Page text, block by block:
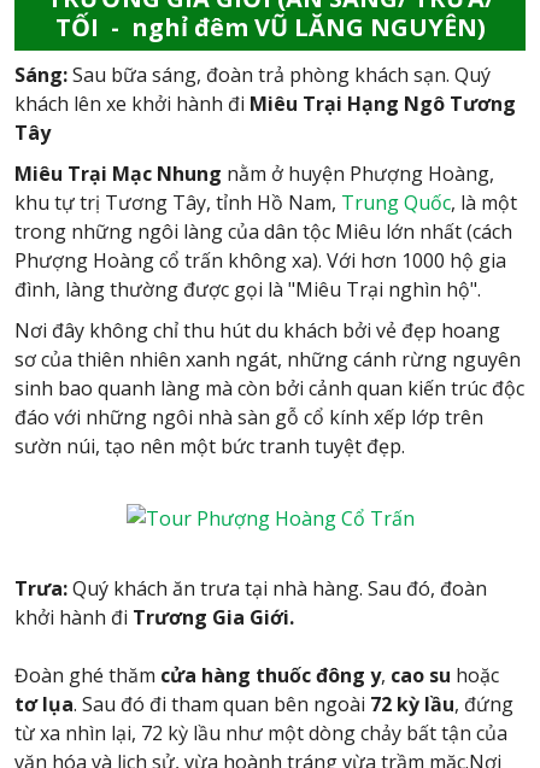
TỐI - nghỉ đêm VŨ LĂNG NGUYÊN)
Sáng:Sau bữa sáng, đoàn trả phòng khách sạn. Quý
khách lên xe khởi hành đi Miêu Trại Hạng Ngô Tương
Tây
Miêu Trại Mạc Nhung nằm ở huyện Phượng Hoàng,
khu tự trị Tương Tây, tỉnh Hồ Nam, Trung Quốc, là một
trong những ngôi làng của dân tộc Miêu lớn nhất (cách
Phượng Hoàng cổ trấn không xa). Với hơn 1000 hộ gia
đình, làng thường được gọi là "Miêu Trại nghìn hộ".
Nơi đây không chỉ thu hút du khách bởi vẻ đẹp hoang
sơ của thiên nhiên xanh ngát, những cánh rừng nguyên
sinh bao quanh làng mà còn bởi cảnh quan kiến trúc độc
đáo với những ngôi nhà sàn gỗ cổ kính xếp lớp trên
sườn núi, tạo nên một bức tranh tuyệt đẹp.
Trưa:Quý khách ăn trưa tại nhà hàng. Sau đó, đoàn
khởi hành đi Trương Gia Giới.
Đoàn ghé thăm cửa hàng thuốc đông y, cao su hoặc
tơ lụa. Sau đó đi tham quan bên ngoài 72 kỳ lầu, đứng
từ xa nhìn lại, 72 kỳ lầu như một dòng chảy bất tận của
văn hóa và lịch sử, vừa hoành tráng vừa trầm mặc.Nơi